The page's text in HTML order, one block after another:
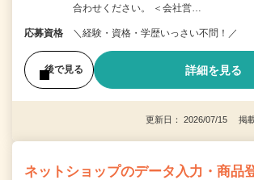
合わせください。 ＜会社営…
応募資格 ＼経験・資格・学歴いっさい不問！／
後で見る 詳細を見る
更新日： 2026/07/15 掲
ネットショップのデータ入力・商品